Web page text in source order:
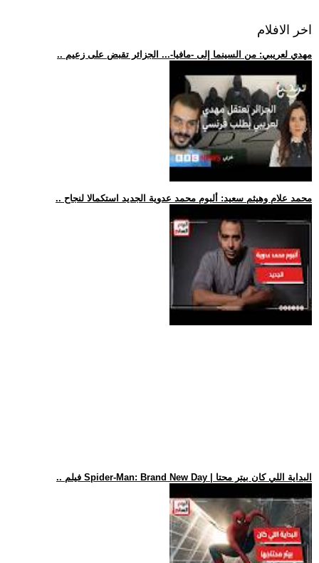
اخر الافلام
.. مهدي لعريبي: من السينما إلى -مافيا-... الجزائر تقبض على زعيم
.. محمد علام وهيثم سعيد: ألبوم محمد عدوية الجديد استكمالا لنجاح
.. فيلم Spider-Man: Brand New Day | البداية اللي كان بيتر محتا